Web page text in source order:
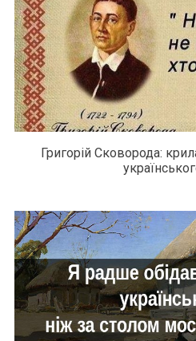
Григорій Сковорода: